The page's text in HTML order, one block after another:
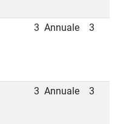
3 Annuale 3
3 Annuale 3